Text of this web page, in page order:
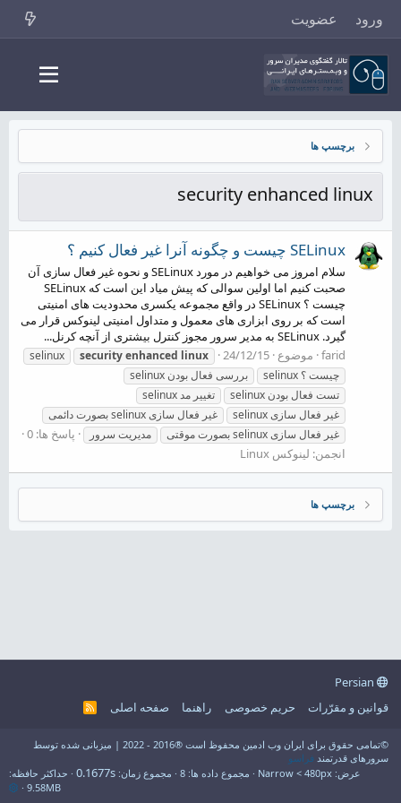
ورود عضویت
برچسپ ها
security enhanced linux
SELinux چیست و چگونه آنرا غیر فعال کنیم ؟
سلام امروز می خواهیم در مورد SELinux و نحوه غیر فعال سازی آن
صحبت کنیم اما اولین سوالی که پیش میاد این است که SELinux
چیست ؟ SELinux در واقع مجموعه یکسری محدودیت های امنیتی
است که بر روی ابزاری های معمول و متداول امنیتی لینوکس قرار می
گیرد. SELinux به مدیر سرور مجوز کنترل بیشتری از آنچه کرنل...
farid موضوع 24/12/15
securityenhanced linux
selinux
selinux چیست ؟
بررسی فعال بودن selinux
تست فعال بودن selinux
تغییر مد selinux
غیر فعال سازی selinux
غیر فعال سازی selinux بصورت دائمی
غیر فعال سازی selinux بصورت موقتی
مدیریت سرور
پاسخ ها: 0
انجمن: لینوکس Linux
برچسپ ها
قوانین و مقرّرات
حریم خصوصی راهنما صفحه اصلی
R
©تمامی حقوق برای ایران وب ادمین محفوظ است ®2016 - 2022 | میزبانی شده توسط
سرورهای قدرتمند فراسو
عرض
مجموع داده ها 8 مجموع زمان 0.1677s
حداکثر حافظه
9.58MB